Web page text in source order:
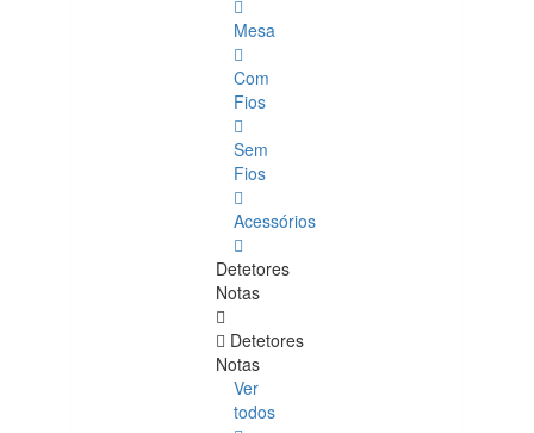
Mesa
Com
Fios
Sem
Fios
Acessórios
Detetores
Notas
Detetores
Notas
Ver
todos